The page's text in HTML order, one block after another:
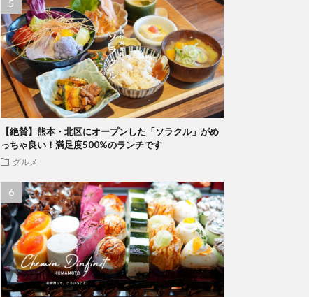
【絶賛】熊本・北区にオープンした「ソラクル」がめ
っちゃ良い！満足度500%のランチです
グルメ